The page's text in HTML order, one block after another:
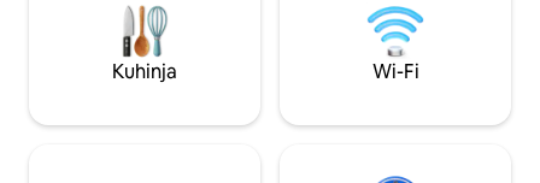
zatvorenom prostoru nakon avanture
oko jezera Flathead, istraživanja
državnog parka Wild Horse Island ili
otkrivanja najboljih znamenitosti Glacier
dodatna madraca na podu za fleksibilne
tijekom cijele
pijete li kavu na
kako prolaze ili
kadi nakon
ispunjen
Kuhinja Wi-Fi